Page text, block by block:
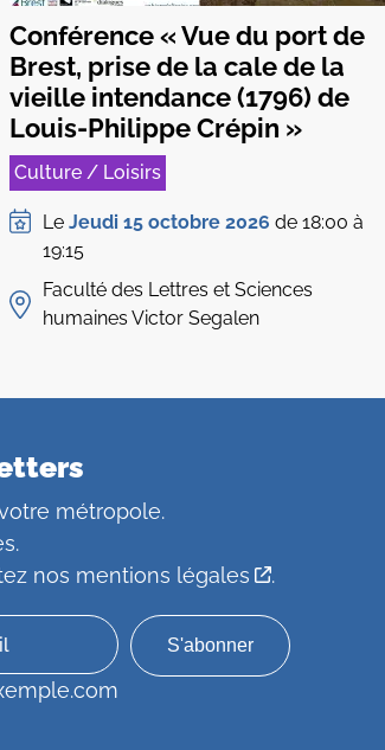
Conférence « Vue du port de
Brest, prise de la cale de la
vieille intendance (1796) de
Louis-Philippe Crépin »
Culture / Loisirs
Le Jeudi 15 octobre 2026 de 18:00 à
19:15
Faculté des Lettres et Sciences
humaines Victor Segalen
métropole.
nos mentions légales .